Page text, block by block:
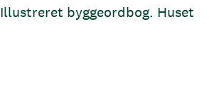
byggeordbog. Huset